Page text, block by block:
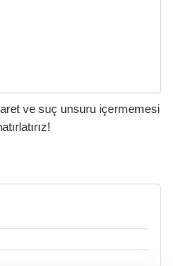
ve suç unsuru içermemesi